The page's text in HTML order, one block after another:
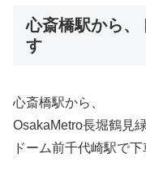
心斎橋駅から、
す
心斎橋駅から、
OsakaMetro長堀鶴見
ドーム前千代崎駅で下